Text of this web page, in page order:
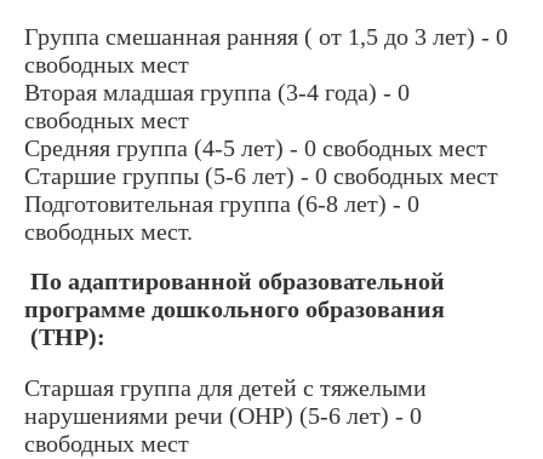
Группа смешанная ранняя ( от 1,5 до 3 лет) - 0
свободных мест
Вторая младшая группа (3-4 года) - 0
свободных мест
Средняя группа (4-5 лет) - 0 свободных мест
Старшие группы (5-6 лет) - 0 свободных мест
Подготовительная группа (6-8 лет) - 0
свободных мест.
По адаптированной образовательной
программе дошкольного образования
(ТНР):
Старшая группа для детей с тяжелыми
нарушениями речи (ОНР) (5-6 лет) - 0
свободных мест